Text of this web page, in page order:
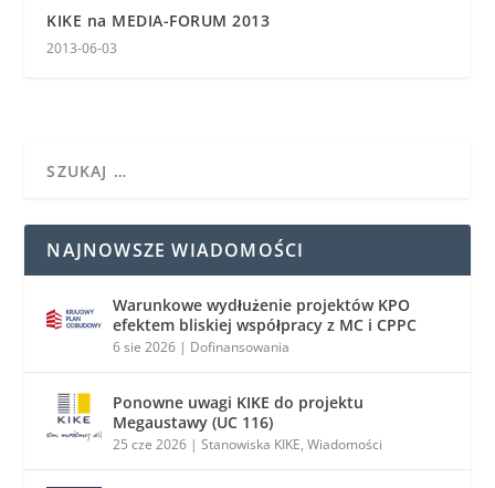
KIKE na MEDIA-FORUM 2013
2013-06-03
NAJNOWSZE WIADOMOŚCI
Warunkowe wydłużenie projektów KPO
efektem bliskiej współpracy z MC i CPPC
6 sie 2026 | Dofinansowania
Ponowne uwagi KIKE do projektu
Megaustawy (UC 116)
25 cze 2026 |Stanowiska KIKE,Wiadomości